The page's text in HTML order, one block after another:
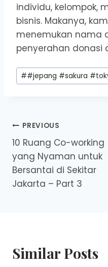
individu, kelompok,
bisnis. Makanya,
menemukan nama
penyerahan donasi
Post
Tags:
##jepang #sakura
Post
navigation
PREVIOUS
10 Ruang Co-working
yang Nyaman untuk
Bersantai di Sekitar
Jakarta – Part 3
Similar Posts